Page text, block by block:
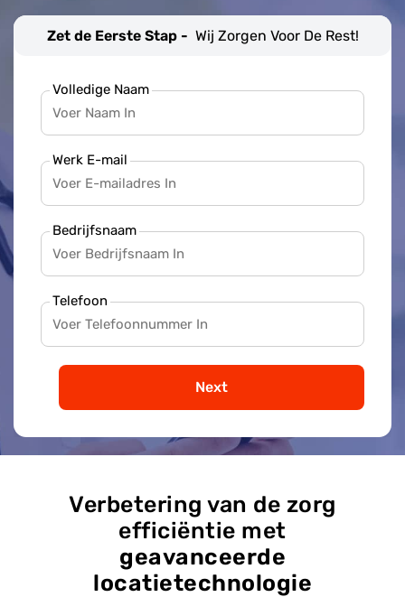
Zet de Eerste Stap - Wij Zorgen Voor De Rest!
Volledige Naam
Werk E-mail
Bedrijfsnaam
Telefoon
Next
Verbetering van de zorg
efficiëntie met
geavanceerde
locatietechnologie